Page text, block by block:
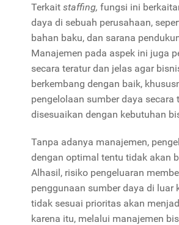
Terkait staffing, fungsi ini
daya di sebuah perusahaan,
bahan baku, dan sarana
Manajemen pada aspek ini juga
secara teratur dan jelas agar
berkembang dengan baik,
pengelolaan sumber daya secara
disesuaikan dengan kebutuhan
Tanpa adanya manajemen,
dengan optimal tentu tidak akan
Alhasil, risiko pengeluaran
penggunaan sumber daya di luar
tidak sesuai prioritas akan
karena itu, melalui manajemen